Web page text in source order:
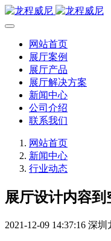
网站首页
展厅案例
展厅产品
展厅解决方案
新闻中心
公司介绍
联系我们
网站首页
新闻中心
行业动态
展厅设计内容到
2021-12-09 14:37:16 深圳